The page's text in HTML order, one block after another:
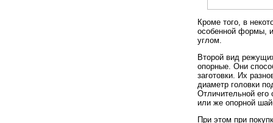
Кроме того, в
особенной формы,
углом.
Второй вид
опорные. Они
заготовки. Их
диаметр головки
Отличительной его
или же опорной
При этом при